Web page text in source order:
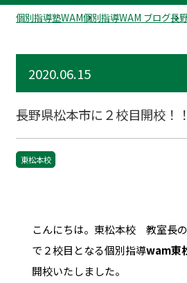
個別指導塾WAM個別指導WAM ブログ長
2020.06.15
長野県松本市に２校目開校！！
東松本校
こんにちは。東松本校 教室長
で２校目となる個別指導wam東
開校いたしました。